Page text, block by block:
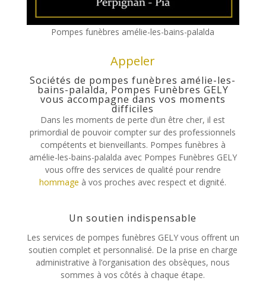
Pompes funèbres amélie-les-bains-palalda
Appeler
Sociétés de pompes funèbres amélie-les-
bains-palalda, Pompes Funèbres GELY
vous accompagne dans vos moments
difficiles
Dans les moments de perte d’un être cher, il est
primordial de pouvoir compter sur des professionnels
compétents et bienveillants. Pompes funèbres à
amélie-les-bains-palalda avec Pompes Funèbres GELY
vous offre des services de qualité pour rendre
hommage à vos proches avec respect et dignité.
Un soutien indispensable
Les services de pompes funèbres GELY vous offrent un
soutien complet et personnalisé. De la prise en charge
administrative à l’organisation des obsèques, nous
sommes à vos côtés à chaque étape.